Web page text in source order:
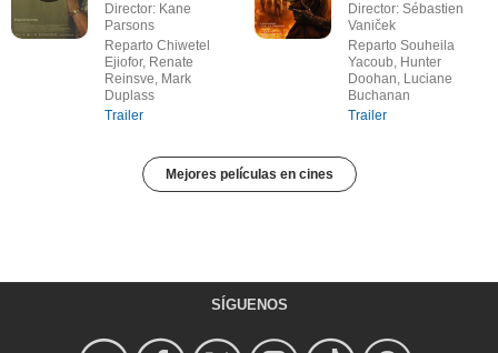
Director: Kane
Parsons
Reparto Chiwetel
Ejiofor, Renate
Reinsve, Mark
Duplass
Trailer
Director: Sébastien
Vaniček
Reparto Souheila
Yacoub, Hunter
Doohan, Luciane
Buchanan
Trailer
Mejores películas en cines
SÍGUENOS